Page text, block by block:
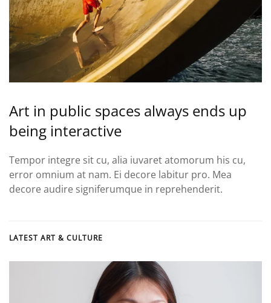
Art in public spaces always ends up
being interactive
Tempor integre sit cu, alia iuvaret atomorum his cu,
error omnium at nam. Ei decore labitur pro. Mea
decore audire signiferumque in reprehenderit.
LATEST ART & CULTURE